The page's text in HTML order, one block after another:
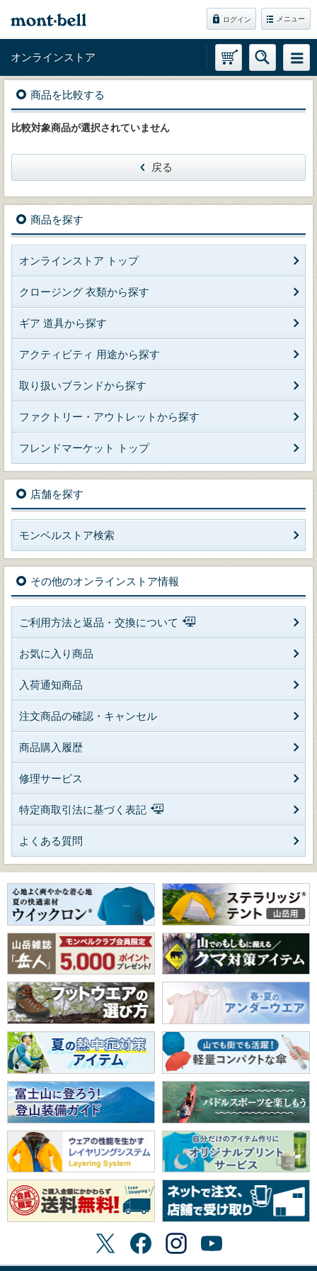
ログイン メニュー
オンラインストア
商品を比較する
比較対象商品が選択されていません
戻る
商品を探す
オンラインストア トップ
クロージング 衣類から探す
ギア 道具から探す
アクティビティ 用途から探す
取り扱いブランドから探す
ファクトリー・アウトレットから探す
フレンドマーケット トップ
店舗を探す
モンベルストア検索
その他のオンラインストア情報
ご利用方法と返品・交換について
お気に入り商品
入荷通知商品
注文商品の確認・キャンセル
商品購入履歴
修理サービス
特定商取引法に基づく表記
よくある質問